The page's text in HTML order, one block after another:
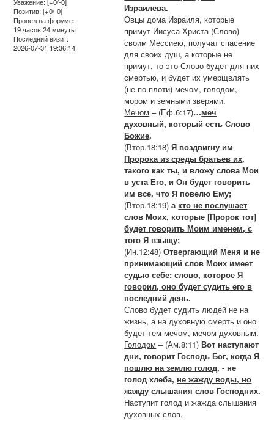
Уважение: [+0/-0]
Позитив: [+0/-0]
Провел на форуме:
19 часов 24 минуты
Последний визит:
2026-07-31 19:36:14
Израилева.
Овцы дома Израиля, которые
примут Иисуса Христа (Слово)
своим Мессиею, получат спасение
для своих душ, а которые не
примут, то это Слово будет для них
смертью, и будет их умерщвлять
(не по плоти) мечом, голодом,
мором и земными зверями.
Мечом – (Еф.6:17)…меч
духовный, который есть Слово
Божие.
(Втор.18:18)Я воздвигну им
Пророка из среды братьев их,
такого как ты, и вложу слова Мои
в уста Его, и Он будет говорить
им все, что Я повелю Ему;
(Втор.18:19)а кто не послушает
слов Моих, которые [Пророк тот]
будет говорить Моим именем, с
того Я взыщу;
(Ин.12:48)Отвергающий Меня и не
принимающий слов Моих имеет
судью себе:слово, которое Я
говорил, оно будет судить его в
последний день.
Слово будет судить людей не на
жизнь, а на духовную смерть и оно
будет тем мечом, мечом духовным.
Голодом – (Ам.8:11)Вот наступают
дни, говорит Господь Бог, когдаЯ
пошлю на землю голод, - не
голод хлеба, не жажду воды, но
жажду слышания слов Господних.
Наступит голод и жажда слышания
духовных слов,